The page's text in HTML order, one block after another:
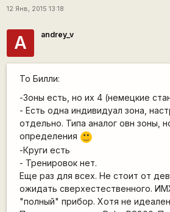
12 Янв, 2015 13:18
A andrey_v
To Билли:
-Зоны есть, но их 4 (немецкие
- Есть одна индивидуал зона,
отдельно. Типа аналог овн зоны,
определения
:)
-Круги есть
- Тренировок нет.
Еще раз для всех. Не стоит от
ожидать сверхестественного.
"полный" прибор. Хотя не